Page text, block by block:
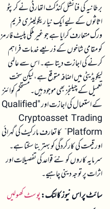
برطانیہ کی فنانشل کنڈکٹ اتھارٹی نے کرپٹو
اثاثوں کے لیے ایک نیا ریگولیٹری فریم
ورک متعارف کرایا ہے جو غیر ملکی پلیٹ فارمز
کو مقامی شاخوں کے ذریعے خدمات فراہم
کرنے کی اجازت دیتا ہے۔ اس سے عالمی
لیکویڈیٹی میں اضافہ متوقع ہے، لیکن سخت
تعمیل کے چیلنجز بھی موجود ہیں۔ مستحکم کوائنز
کے استعمال کی اجازت اور "Qualified
Cryptoasset Trading
Platform” کا تعارف مارکیٹ کی گہرائی
اور قیمت کی کارکردگی کو بہتر بنا سکتا ہے۔
سرمایہ کاروں کو نئے قواعد کی تفصیلات اور
اثرات پر توجہ دینی چاہیے۔
سائٹ پر اس نیوز کا لنک:پوسٹ کھولیں